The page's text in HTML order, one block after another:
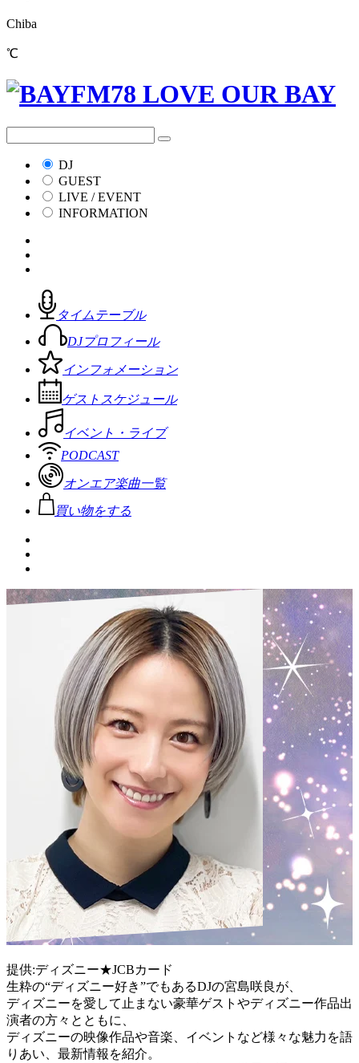
Chiba
℃
DJ
GUEST
LIVE / EVENT
INFORMATION
タイムテーブル
DJプロフィール
インフォメーション
ゲストスケジュール
イベント・ライブ
PODCAST
オンエア楽曲一覧
買い物をする
提供:ディズニー★JCBカード
生粋の“ディズニー好き”でもあるDJの宮島咲良が、
ディズニーを愛して止まない豪華ゲストやディズニー作品出
演者の方々とともに、
ディズニーの映像作品や音楽、イベントなど様々な魅力を語
りあい、最新情報を紹介。